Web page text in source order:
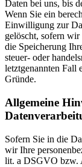
Daten bei uns, bis
Wenn Sie ein
Einwilligung zur
gelöscht, sofern
die Speicherung
steuer- oder
letztgenannten Fall
Gründe.
Allgemeine
Sofern Sie in die
wir Ihre
lit. a DSGVO bzw.